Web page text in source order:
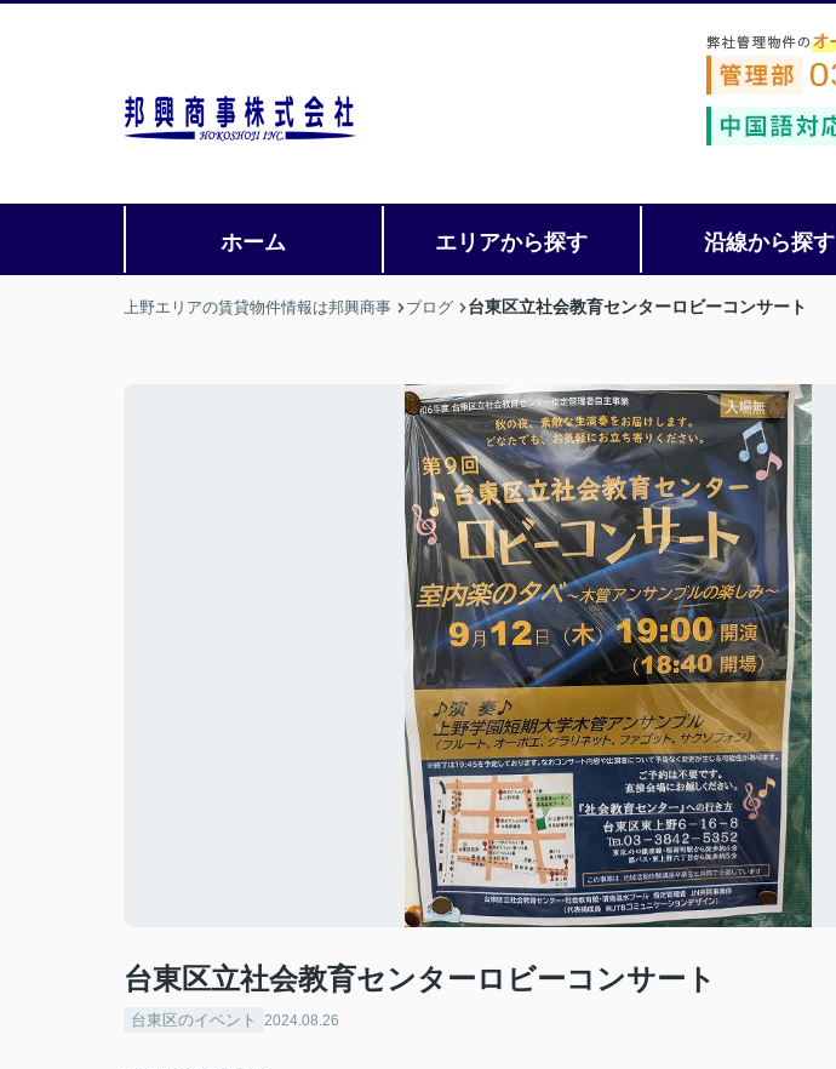
ホーム エリアから探す 沿線から探す
上野エリアの賃貸物件情報は邦興商事 ブログ 台東区立社会教育センターロビーコンサート
台東区立社会教育センターロビーコンサート
台東区のイベント 2024.08.26